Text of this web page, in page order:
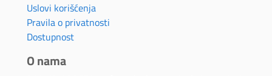
Uslovi korišćenja
Pravila o privatnosti
Dostupnost
O nama